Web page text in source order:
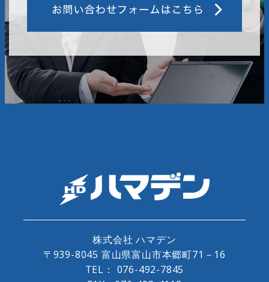
株式会社 ハマデン
〒939-8045 富山県富山市本郷町71－16
TEL： 076-492-7845